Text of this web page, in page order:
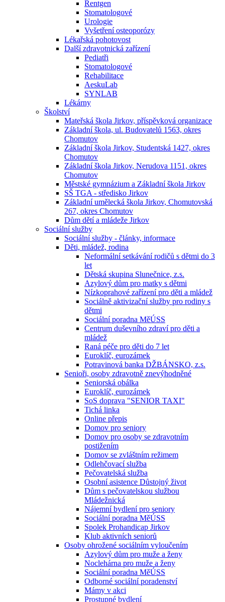
Rentgen
Stomatologové
Urologie
Vyšetření osteoporózy
Lékařská pohotovost
Další zdravotnická zařízení
Pediatři
Stomatologové
Rehabilitace
AeskuLab
SYNLAB
Lékárny
Školství
Mateřská škola Jirkov, příspěvková organizace
Základní škola, ul. Budovatelů 1563, okres
Chomutov
Základní škola Jirkov, Studentská 1427, okres
Chomutov
Základní škola Jirkov, Nerudova 1151, okres
Chomutov
Městské gymnázium a Základní škola Jirkov
SŠ TGA - středisko Jirkov
Základní umělecká škola Jirkov, Chomutovská
267, okres Chomutov
Dům dětí a mládeže Jirkov
Sociální služby
Sociální služby - články, informace
Děti, mládež, rodina
Neformální setkávání rodičů s dětmi do 3
let
Dětská skupina Slunečnice, z.s.
Azylový dům pro matky s dětmi
Nízkoprahové zařízení pro děti a mládež
Sociálně aktivizační služby pro rodiny s
dětmi
Sociální poradna MěÚSS
Centrum duševního zdraví pro děti a
mládež
Raná péče pro děti do 7 let
Euroklíč, eurozámek
Potravinová banka DŽBÁNSKO, z.s.
Senioři, osoby zdravotně znevýhodněné
Seniorská obálka
Euroklíč, eurozámek
SoS doprava "SENIOR TAXI"
Tichá linka
Online přepis
Domov pro seniory
Domov pro osoby se zdravotním
postižením
Domov se zvláštním režimem
Odlehčovací služba
Pečovatelská služba
Osobní asistence Důstojný život
Dům s pečovatelskou službou
Mládežnická
Nájemní bydlení pro seniory
Sociální poradna MěÚSS
Spolek Prohandicap Jirkov
Klub aktivních seniorů
Osoby ohrožené sociálním vyloučením
Azylový dům pro muže a ženy
Noclehárna pro muže a ženy
Sociální poradna MěÚSS
Odborné sociální poradenství
Mámy v akci
Prostupné bydlení